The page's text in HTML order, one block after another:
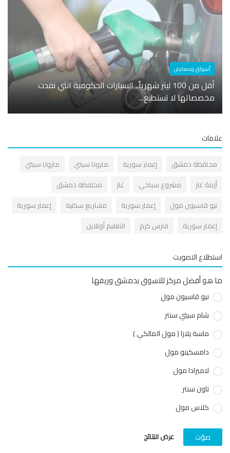
أسواق ومعارض
أقل من 100 ليتر شهرياً.. السيارات الحكومية التي نفدت
مخصصاتها لا تستطيع...
دمشق إعمار سورية ماروتا سيتي
ماروتا سيتي
غاز
مشروع سياحي غاز
محتفظة دمشق
قاسيون مول
إعمار سورية مشاريع سكنية
إعمار سورية
سورية
فارس كرم التعليم أونلاين
التصويت
أفضل مركز للتسوق بدمشق وريفها
نيو قاسيون مول
شام سيتي سنتر
ماسة يلازا ( مول المالكي )
دامسكينو مول
لاميرادا مول
تاون سنتر
كلاس مول
عرض النتائج